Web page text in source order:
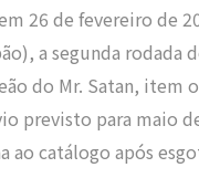
26 de fevereiro de
a segunda rodada
do Mr. Satan, item
previsto para maio
ao catálogo após